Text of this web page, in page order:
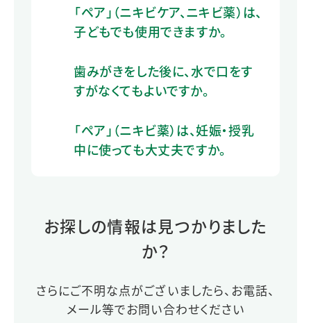
「ペア」（ニキビケア、ニキビ薬）は、
子どもでも使用できますか。
歯みがきをした後に、水で口をす
すがなくてもよいですか。
「ペア」（ニキビ薬）は、妊娠・授乳
中に使っても大丈夫ですか。
お探しの情報は見つかりました
か？
さらにご不明な点がございましたら、お電話、
メール等でお問い合わせください